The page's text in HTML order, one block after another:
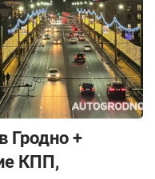
Гродно +
КПП,